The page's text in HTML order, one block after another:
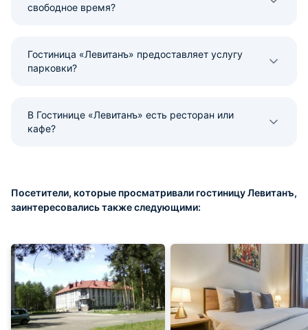
свободное время?
Гостиница «Левитанъ» предоставляет услугу
парковки?
В Гостинице «Левитанъ» есть ресторан или
кафе?
Посетители, которые просматривали гостиницу Левитанъ,
заинтересовались также следующими: